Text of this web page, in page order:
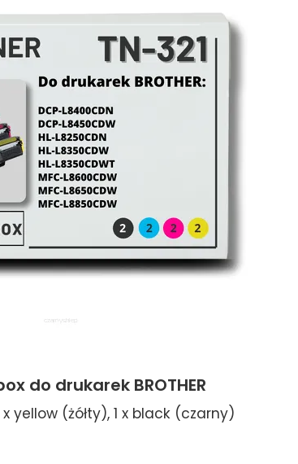
do drukarek BROTHER
yellow (żółty), 1 x black (czarny)